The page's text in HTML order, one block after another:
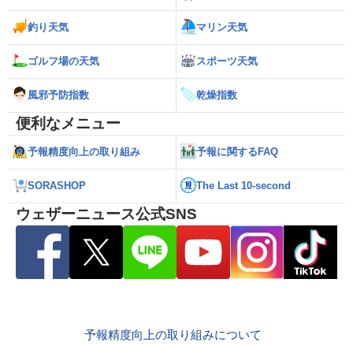
釣り天気 マリン天気
ゴルフ場の天気 スポーツ天気
風邪予防指数 乾燥指数
便利なメニュー
予報精度向上の取り組み 予報に関するFAQ
SORASHOP The Last 10-second
ウェザーニュース公式SNS
予報精度向上の取り組みについて